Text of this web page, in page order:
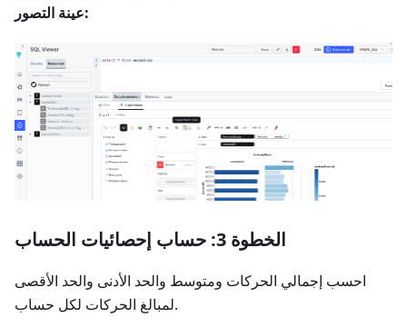
عينة التصور:
الخطوة 3: حساب إحصائيات الحساب
احسب إجمالي الحركات ومتوسط والحد الأدنى والحد الأقصى
لمبالغ الحركات لكل حساب.